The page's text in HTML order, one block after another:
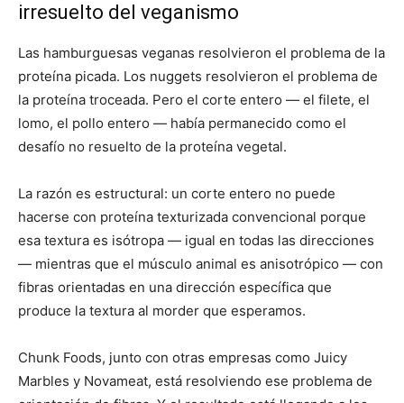
irresuelto del veganismo
Las hamburguesas veganas resolvieron el problema de la
proteína picada. Los nuggets resolvieron el problema de
la proteína troceada. Pero el corte entero — el filete, el
lomo, el pollo entero — había permanecido como el
desafío no resuelto de la proteína vegetal.
La razón es estructural: un corte entero no puede
hacerse con proteína texturizada convencional porque
esa textura es isótropa — igual en todas las direcciones
— mientras que el músculo animal es anisotrópico — con
fibras orientadas en una dirección específica que
produce la textura al morder que esperamos.
Chunk Foods, junto con otras empresas como Juicy
Marbles y Novameat, está resolviendo ese problema de